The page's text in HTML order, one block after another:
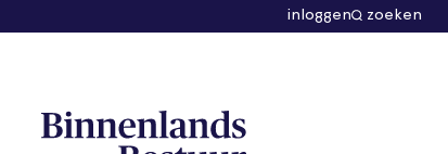
inloggen zoeken